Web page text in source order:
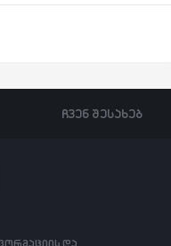
ჩვენ შესახებ
და